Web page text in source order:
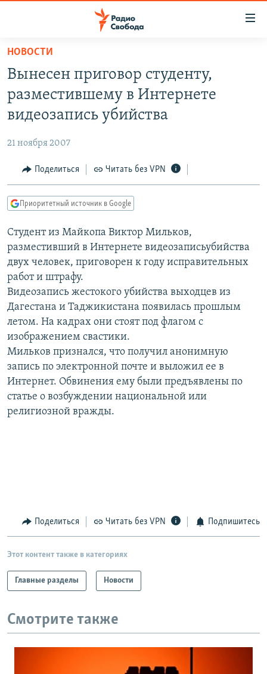
упрощенного
доступа
основному
Вернутся
Вернутся
поиску
АВТОРСКИЕ ПРОЕКТЫ
МНЕНИЯ
КУЛЬТУРА
КАВКАЗ.РЕАЛИИ
СЕВЕР.РЕАЛИИ
СИБИРЬ.РЕАЛИИ
РАСПИСАНИЕ ВЕЩАНИЯ
ПОДПИШИТЕСЬ НА РАССЫЛКУ
СОЦИАЛЬНЫЕ СЕТИ
Все сайты РСЕ/РС
НОВОСТИ
Вынесен приговор студенту,
разместившему в Интернете
видеозапись убийства
21 ноября 2007
Поделиться Читать без VPN
Приоритетный источник в Google
Студент из Майкопа Виктор Мильков,
разместивший в Интернете видеозаписьубийства
двух человек, приговорен к году исправительных
работ и штрафу.
Видеозапись жестокого убийства выходцев из
Дагестана и Таджикистана появилась прошлым
летом. На кадрах они стоят под флагом с
изображением свастики.
Мильков признался, что получил анонимную
запись по электронной почте и выложил ее в
Интернет. Обвинения ему были предъявлены по
статье о возбуждении национальной или
религиозной вражды.
Поделиться Читать без VPN Подпишитесь
Этот контент также в категориях
Главные разделы Новости
Смотрите также